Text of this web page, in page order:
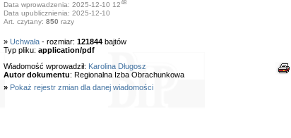
Data wprowadzenia: 2025-12-10 1248
Data upublicznienia: 2025-12-10
Art. czytany: 850 razy
» Uchwała- rozmiar: 121844bajtów
Typ pliku: application/pdf
Wiadomość wprowadził: Karolina Długosz
Autor dokumentu: Regionalna Izba Obrachunkowa
» Pokaż rejestr zmian dla danej wiadomości